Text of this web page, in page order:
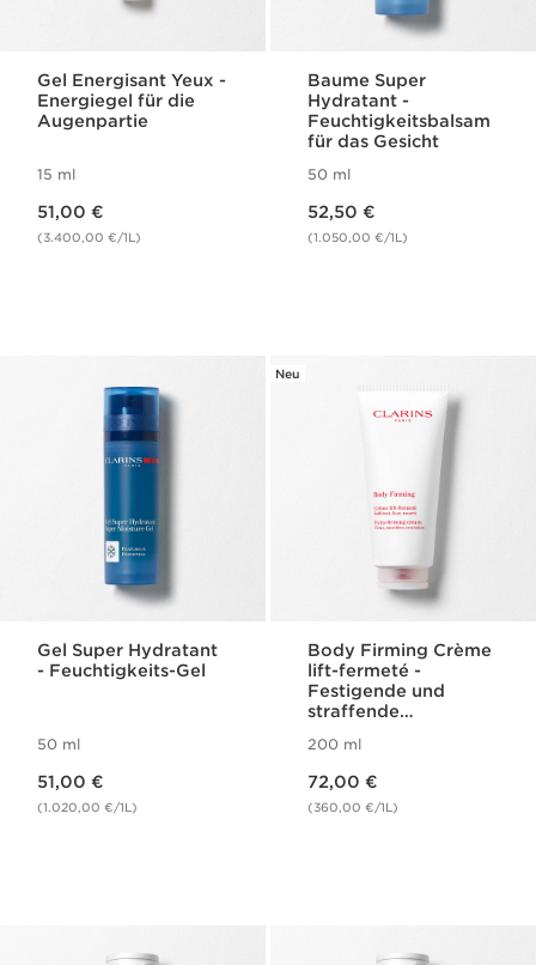
Gel Energisant Yeux -
Energiegel für die
Augenpartie
15 ml
51,00 €
(3.400,00 €/1L)
Baume Super
Hydratant -
Feuchtigkeitsbalsam
für das Gesicht
50 ml
52,50 €
(1.050,00 €/1L)
Gel Super Hydratant
- Feuchtigkeits-Gel
50 ml
51,00 €
(1.020,00 €/1L)
Neu
Body Firming Crème
lift-fermeté -
Festigende und
straffende
200 ml
72,00 €
(360,00 €/1L)